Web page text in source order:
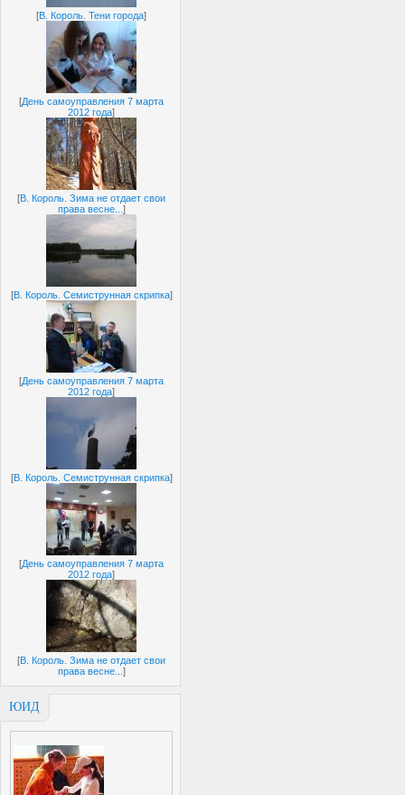
[В. Король. Тени города]
[День самоуправления 7 марта
2012 года]
[В. Король. Зима не отдает свои
права весне... ]
[В. Король. Семиструнная скрипка]
[День самоуправления 7 марта
2012 года]
[В. Король. Семиструнная скрипка]
[День самоуправления 7 марта
2012 года]
[В. Король. Зима не отдает свои
права весне... ]
ЮИД